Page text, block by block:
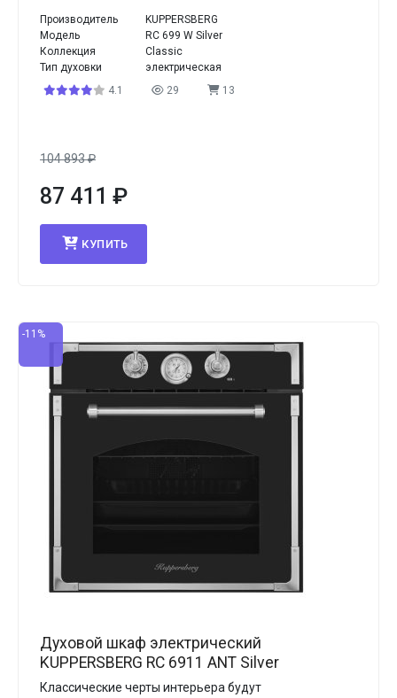
Производитель
KUPPERSBERG
Модель
RC 699 W Silver
Коллекция
Classic
Тип духовки
электрическая
4.1
29 13
104 893₽
87 411 ₽
КУПИТЬ
-11%
Духовой шкаф электрический
KUPPERSBERG RC 6911 ANT Silver
Классические черты интерьера будут